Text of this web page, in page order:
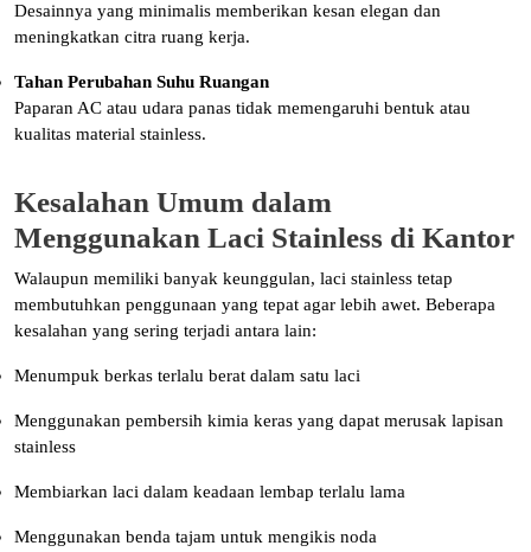
Desainnya yang minimalis memberikan kesan elegan dan
meningkatkan citra ruang kerja.
Tahan Perubahan Suhu Ruangan
Paparan AC atau udara panas tidak memengaruhi bentuk atau
kualitas material stainless.
Kesalahan Umum dalam
Menggunakan Laci Stainless di Kantor
Walaupun memiliki banyak keunggulan, laci stainless tetap
membutuhkan penggunaan yang tepat agar lebih awet. Beberapa
kesalahan yang sering terjadi antara lain:
Menumpuk berkas terlalu berat dalam satu laci
Menggunakan pembersih kimia keras yang dapat merusak lapisan
stainless
Membiarkan laci dalam keadaan lembap terlalu lama
Menggunakan benda tajam untuk mengikis noda